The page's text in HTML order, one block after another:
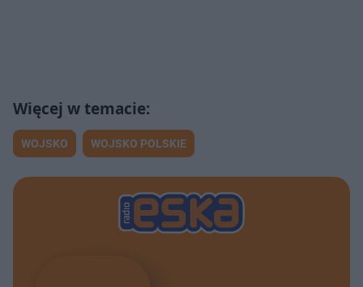
WOJSKO WOJSKO POLSKIE